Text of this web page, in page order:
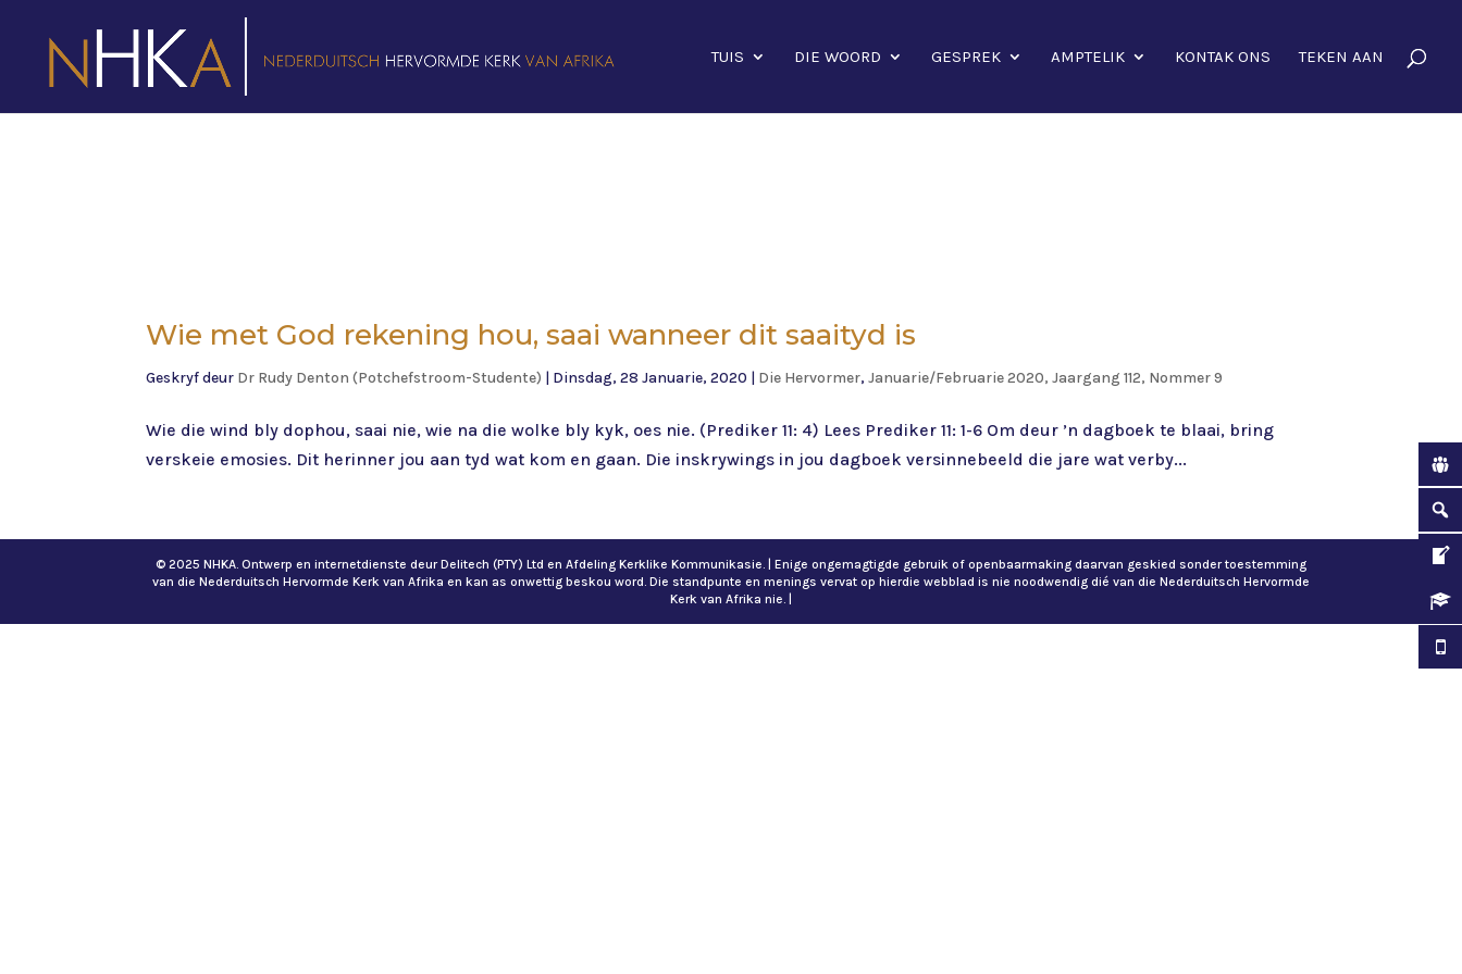
TUIS DIE WOORD GESPREK AMPTELIK KONTAK ONS TEKEN AAN
Wie met God rekening hou, saai wanneer dit saaityd is
Geskryf deur Dr Rudy Denton (Potchefstroom-Studente) | Dinsdag, 28 Januarie, 2020 | Die Hervormer,Januarie/Februarie 2020, Jaargang 112, Nommer 9
Wie die wind bly dophou, saai nie, wie na die wolke bly kyk, oes nie. (Prediker 11: 4) Lees Prediker 11: 1-6 Om deur ’n dagboek te blaai, bring
verskeie emosies. Dit herinner jou aan tyd wat kom en gaan. Die inskrywings in jou dagboek versinnebeeld die jare wat verby...
© 2025 NHKA. Ontwerp en internetdienste deur Delitech (PTY) Ltd en Afdeling Kerklike Kommunikasie. | Enige ongemagtigde gebruik of openbaarmaking daarvan geskied sonder toestemming
van die Nederduitsch Hervormde Kerk van Afrika en kan as onwettig beskou word. Die standpunte en menings vervat op hierdie webblad is nie noodwendig dié van die Nederduitsch Hervormde
Kerk van Afrika nie. |